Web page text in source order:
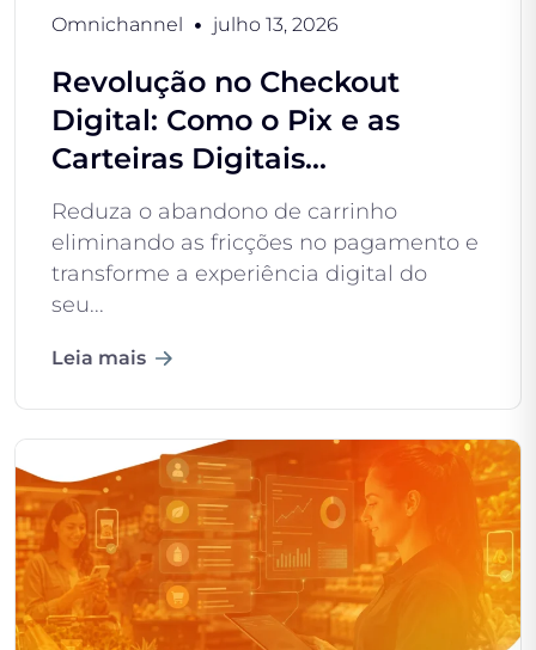
Omnichannel julho 13, 2026
Revolução no Checkout
Digital: Como o Pix e as
Carteiras Digitais...
Reduza o abandono de carrinho
eliminando as fricções no pagamento e
transforme a experiência digital do
seu...
Leia mais